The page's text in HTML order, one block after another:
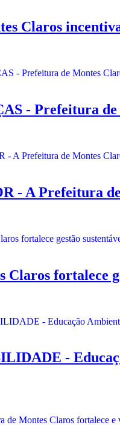
Claros
- Prefeitura
A Prefeitura
fortalece
-